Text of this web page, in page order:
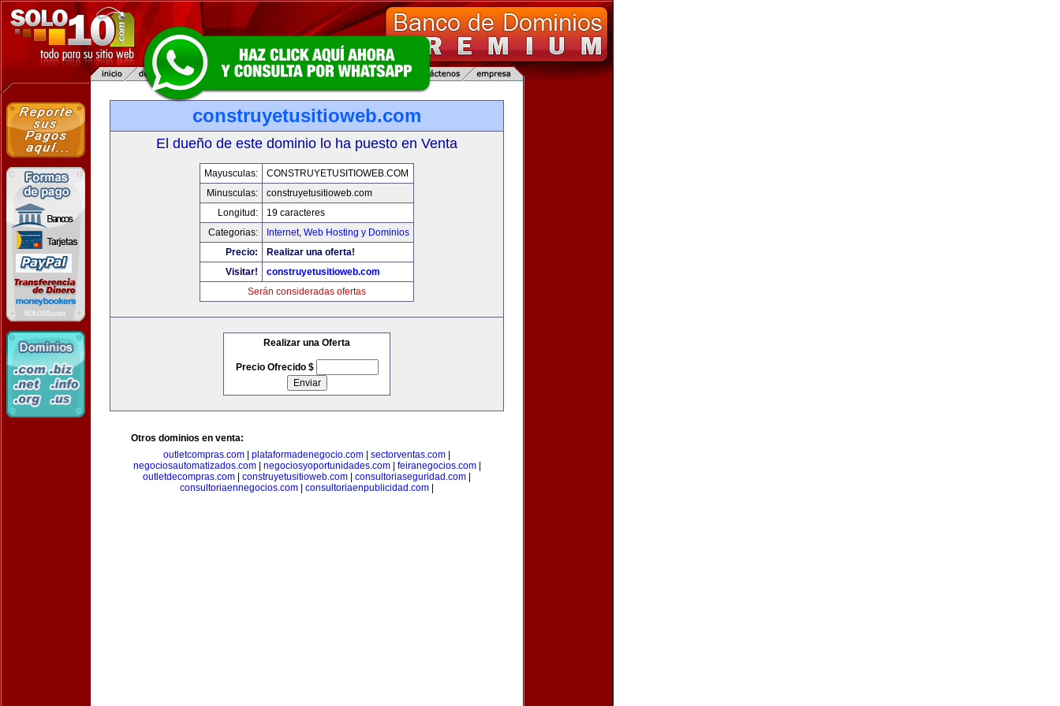
construyetusitioweb.com
El dueño de este dominio lo ha puesto en Venta
Mayusculas:
CONSTRUYETUSITIOWEB.COM
Minusculas:
construyetusitioweb.com
Longitud:
19 caracteres
Categorias:
Internet, Web Hosting y Dominios
Precio:
Realizar una oferta!
Visitar!
construyetusitioweb.com
Serán consideradas ofertas
Realizar una Oferta
Precio Ofrecido $
Otros dominios en venta:
outletcompras.com
plataformadenegocio.com sectorventas.com
negociosautomatizados.com| negociosyoportunidades.com| feiranegocios.com|
outletdecompras.com
construyetusitioweb.com consultoriaseguridad.com
consultoriaennegocios.com
consultoriaenpublicidad.com